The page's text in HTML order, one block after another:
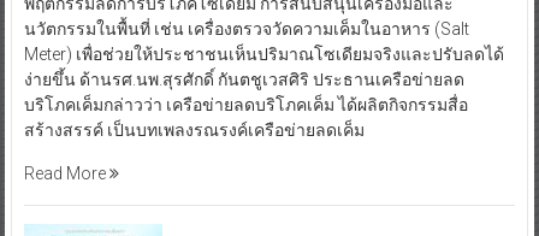
นวัตกรรมในพื้นที่ เช่น เครื่องตรวจวัดความเค็มในอาหาร (Salt
Meter) เพื่อช่วยให้ประชาชนเห็นปริมาณโซเดียมจริงและปรับลดได้
ง่ายขึ้น ด้านรศ.นพ.สุรศักดิ์ กันตชูเวสศิริ ประธานเครือข่ายลด
บริโภคเค็มกล่าวว่า เครือข่ายลดบริโภคเค็ม ได้ผลิตกิจกรรมสื่อ
สร้างสรรค์ เป็นบทเพลงรณรงค์เครือข่ายลดเค็ม
Read More